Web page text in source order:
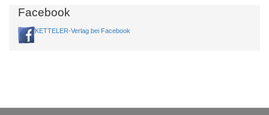
Facebook
KETTELER-Verlag bei Facebook